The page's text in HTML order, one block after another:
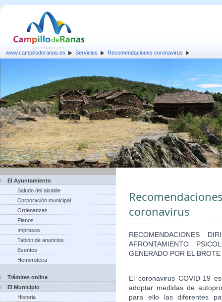
www.campilloderanas.es Servicios Recomendaciones coronavirus
El Ayuntamiento
Saludo del alcalde
Corporación municipal
Ordenanzas
Plenos
Impresos
Tablón de anuncios
Eventos
Hemeroteca
Trámites online
El Municipio
Historia
coronavirus
RECOMENDACIONES
AFRONTAMIENTO
GENERADO POR EL
El coronavirus COVID-19
adoptar medidas de
para ello las diferentes